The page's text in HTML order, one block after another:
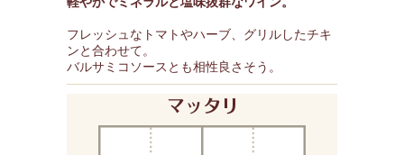
フレッシュなトマトやハーブ、グリルしたチキ
ンと合わせて。
バルサミコソースとも相性良さそう。